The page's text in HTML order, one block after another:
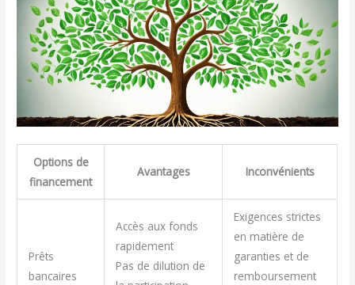
Options de
financement
Avantages Inconvénients
Prêts
bancaires
Accès aux fonds
rapidement
Pas de dilution de
Exigences strictes
en matière de
garanties et de
remboursement